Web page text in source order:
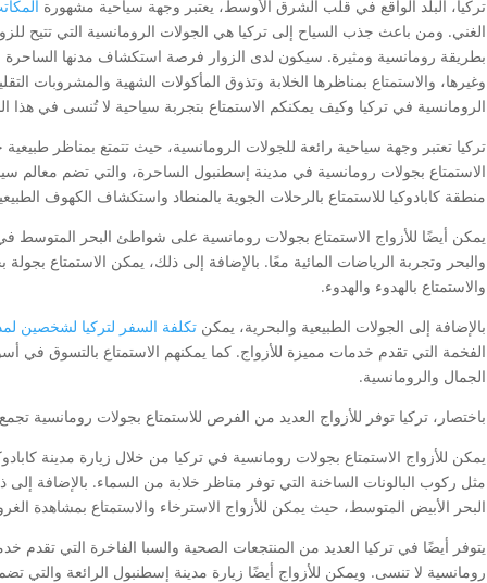
تركيا، البلد الواقع في قلب الشرق الأوسط، يعتبر وجهة سياحية مشهورة
الغني. ومن باعث جذب السياح إلى تركيا هي الجولات الرومانسية التي تتيح
بطريقة رومانسية ومثيرة. سيكون لدى الزوار فرصة استكشاف مدنها الساحرة
وغيرها، والاستمتاع بمناظرها الخلابة وتذوق المأكولات الشهية
الرومانسية في تركيا وكيف يمكنكم الاستمتاع بتجربة سياحية لا تُنسى في هذا
تركيا تعتبر وجهة سياحية رائعة للجولات الرومانسية، حيث تتمتع بمناظر
الاستمتاع بجولات رومانسية في مدينة إسطنبول الساحرة، والتي تضم معالم
منطقة كابادوكيا للاستمتاع بالرحلات الجوية بالمنطاد واستكشاف الكهوف
يمكن أيضًا للأزواج الاستمتاع بجولات رومانسية على شواطئ البحر المتوسط
والبحر وتجربة الرياضات المائية معًا. بالإضافة إلى ذلك، يمكن الاستمتاع
والاستمتاع بالهدوء والهدوء.
بالإضافة إلى الجولات الطبيعية والبحرية، يمكن تكلفة السفر لتركيا لشخصين
الفخمة التي تقدم خدمات مميزة للأزواج. كما يمكنهم الاستمتاع بالتسوق في
الجمال والرومانسية.
باختصار، تركيا توفر للأزواج العديد من الفرص للاستمتاع بجولات رومانسية
يمكن للأزواج الاستمتاع بجولات رومانسية في تركيا من خلال زيارة مدينة
مثل ركوب البالونات الساخنة التي توفر مناظر خلابة من السماء. بالإضافة
البحر الأبيض المتوسط، حيث يمكن للأزواج الاسترخاء والاستمتاع بمشاهدة
يتوفر أيضًا في تركيا العديد من المنتجعات الصحية والسبا الفاخرة التي تقدم
رومانسية لا تنسى. ويمكن للأزواج أيضًا زيارة مدينة إسطنبول الرائعة والتي